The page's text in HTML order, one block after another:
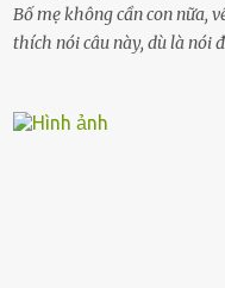
Bố mẹ không cần con nữa,
thích nói câu này, dù là nói
khuyên nhủ con thật cẩn